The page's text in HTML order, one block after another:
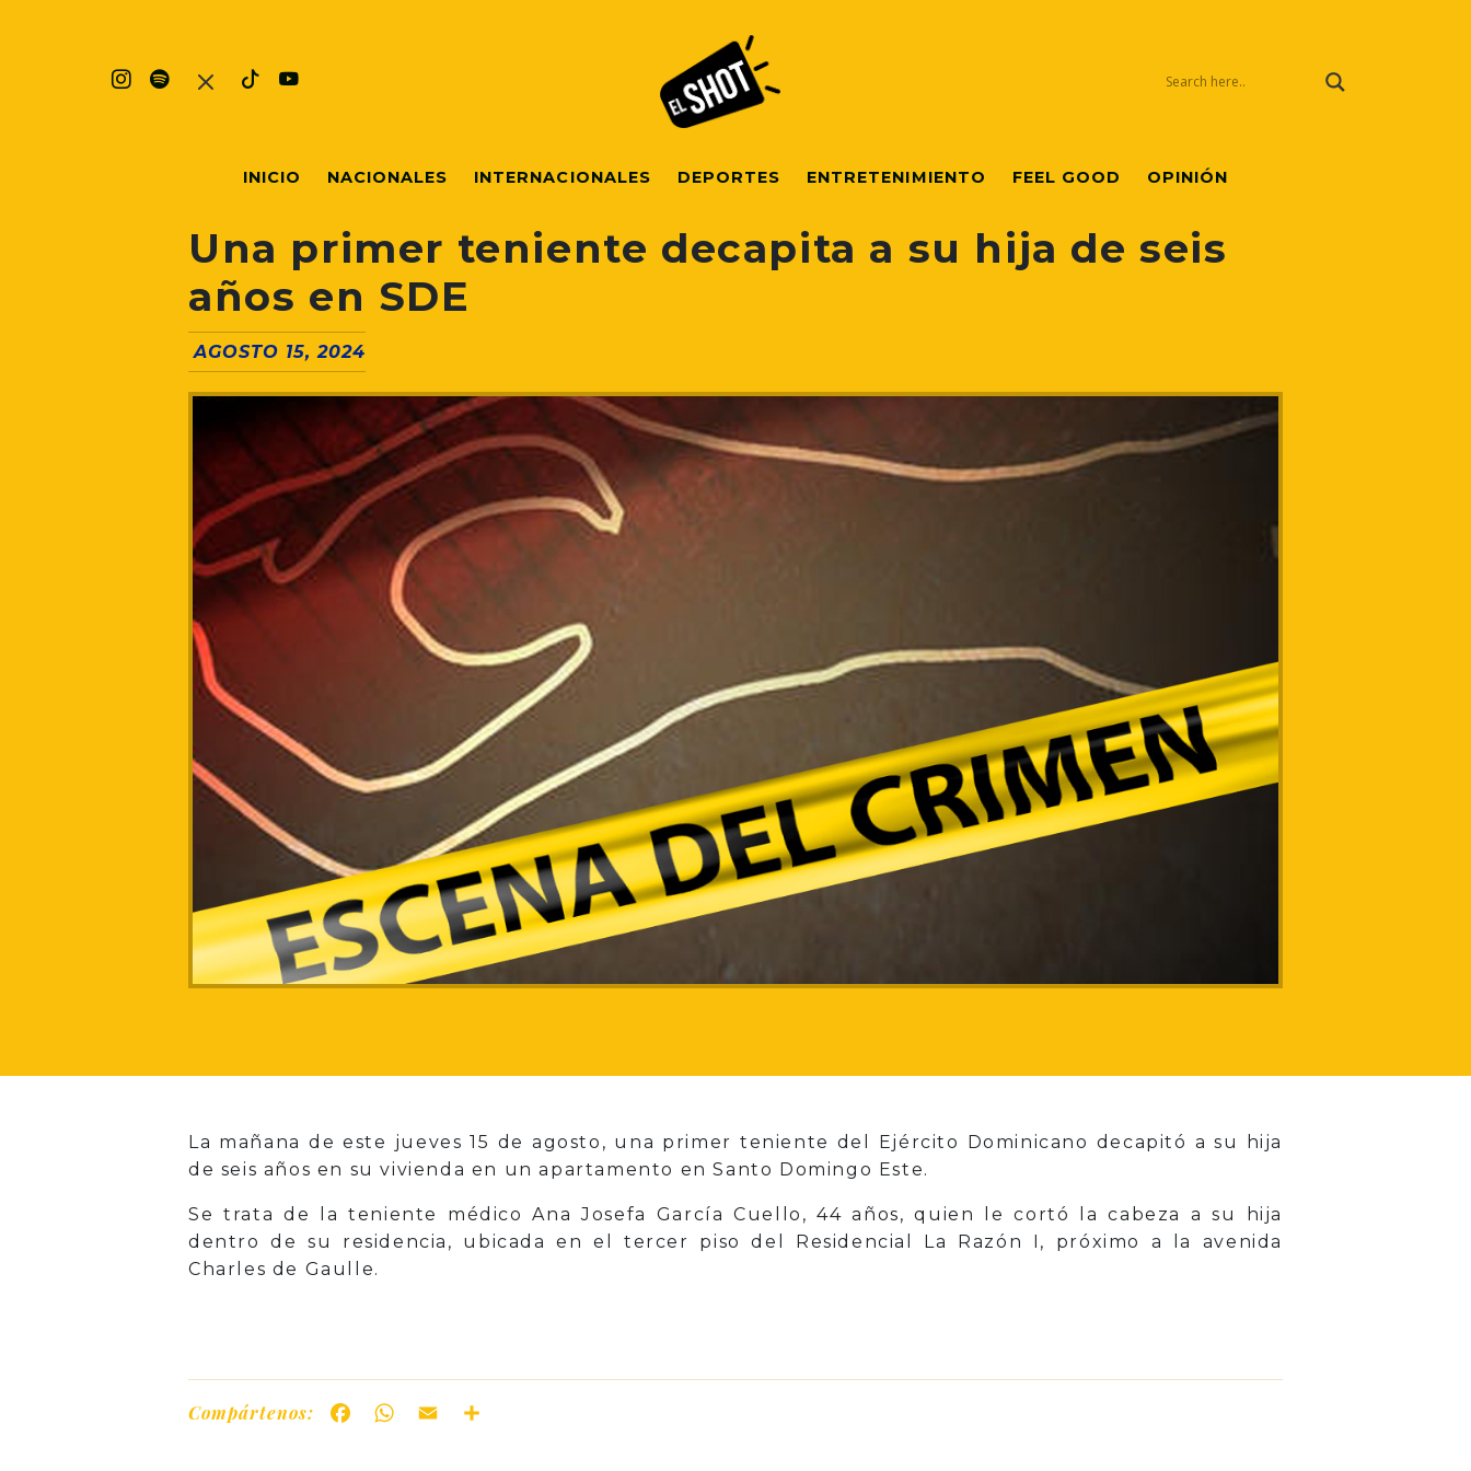
INICIO NACIONALES INTERNACIONALES DEPORTES ENTRETENIMIENTO FEEL GOOD OPINIÓN
Una primer teniente decapita a su hija de seis
años en SDE
AGOSTO 15, 2024
La mañana de este jueves 15 de agosto, una primer teniente del Ejército Dominicano decapitó a su hija
de seis años en su vivienda en un apartamento en Santo Domingo Este.
Se trata de la teniente médico Ana Josefa García Cuello, 44 años, quien le cortó la cabeza a su hija
dentro de su residencia, ubicada en el tercer piso del Residencial La Razón I, próximo a la avenida
Charles de Gaulle.
Compártenos: FacebookWhatsApp
Email